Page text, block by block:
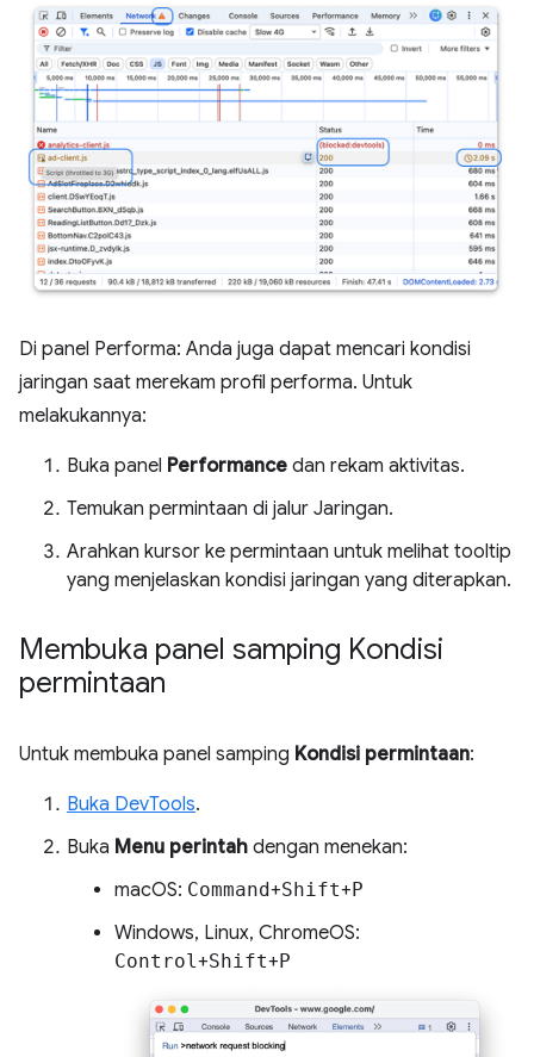
Di panel Performa: Anda juga dapat mencari kondisi
jaringan saat merekam profil performa. Untuk
melakukannya:
Buka panel Performance dan rekam aktivitas.
Temukan permintaan di jalur Jaringan.
Arahkan kursor ke permintaan untuk melihat tooltip
yang menjelaskan kondisi jaringan yang diterapkan.
Membuka panel samping Kondisi
permintaan
Untuk membuka panel samping Kondisi permintaan:
Buka DevTools.
Buka Menu perintah dengan menekan:
macOS: Command+Shift+ P
Windows, Linux, ChromeOS:
Control+Shift+ P